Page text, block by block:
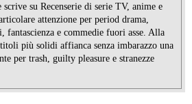
su Recenserie di serie TV, anime e
attenzione per period drama,
fantascienza e commedie fuori asse. Alla
più solidi affianca senza imbarazzo una
per trash, guilty pleasure e stranezze